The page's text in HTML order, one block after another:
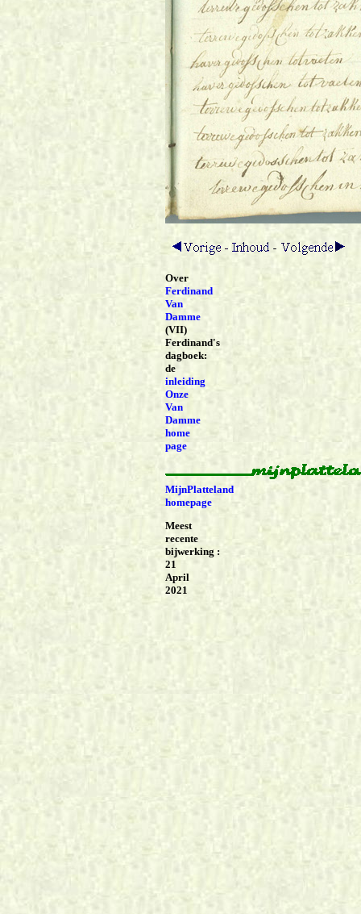
Over
Ferdinand
Van
Damme
(VII)
Ferdinand's
dagboek:
de
inleiding
Onze
Van
Damme
home
page
MijnPlatteland
homepage
Meest
recente
bijwerking :
21
April
2021